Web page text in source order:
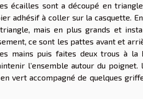
écailles sont a découpé en
adhésif à coller sur la casquette.
mais en plus grands et
ce sont les pattes avant et
mains puis faites deux trous à
l’ensemble autour du
vert accompagné de quelques